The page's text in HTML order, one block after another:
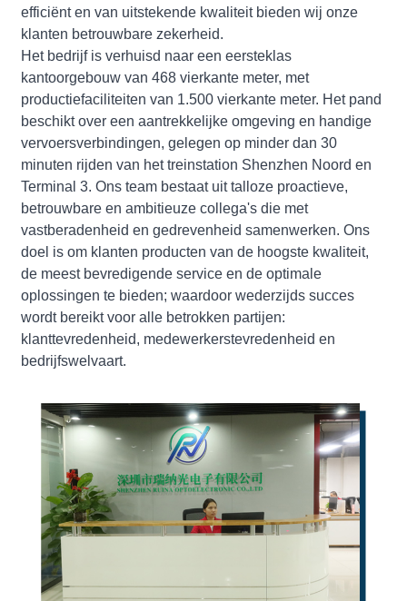
efficiënt en van uitstekende kwaliteit bieden wij onze
klanten betrouwbare zekerheid.
Het bedrijf is verhuisd naar een eersteklas
kantoorgebouw van 468 vierkante meter, met
productiefaciliteiten van 1.500 vierkante meter. Het pand
beschikt over een aantrekkelijke omgeving en handige
vervoersverbindingen, gelegen op minder dan 30
minuten rijden van het treinstation Shenzhen Noord en
Terminal 3. Ons team bestaat uit talloze proactieve,
betrouwbare en ambitieuze collega's die met
vastberadenheid en gedrevenheid samenwerken. Ons
doel is om klanten producten van de hoogste kwaliteit,
de meest bevredigende service en de optimale
oplossingen te bieden; waardoor wederzijds succes
wordt bereikt voor alle betrokken partijen:
klanttevredenheid, medewerkerstevredenheid en
bedrijfswelvaart.